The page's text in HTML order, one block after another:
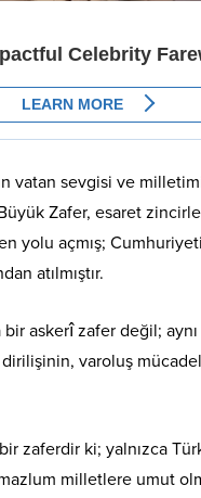
vatan sevgisi ve
Zafer, esaret
yolu açmış;
atılmıştır.
askerî zafer değil;
varoluş
zaferdir ki; yalnızca
milletlere umut